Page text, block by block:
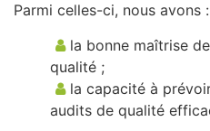
Parmi celles-ci, nous avons :
la bonne maîtrise
qualité ;
la capacité à
audits de qualité